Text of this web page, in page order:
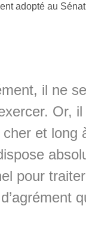
adopté au
il ne
Or,
et long
pour